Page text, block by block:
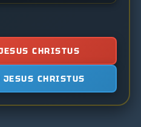
CHRISTUS
CHRISTUS